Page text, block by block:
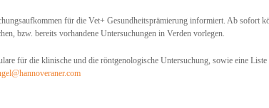
für die Vet+ Gesundheitsprämierung informiert. Ab sofort
bzw. bereits vorhandene Untersuchungen in Verden vorlegen.
für die klinische und die röntgenologische Untersuchung, sowie eine